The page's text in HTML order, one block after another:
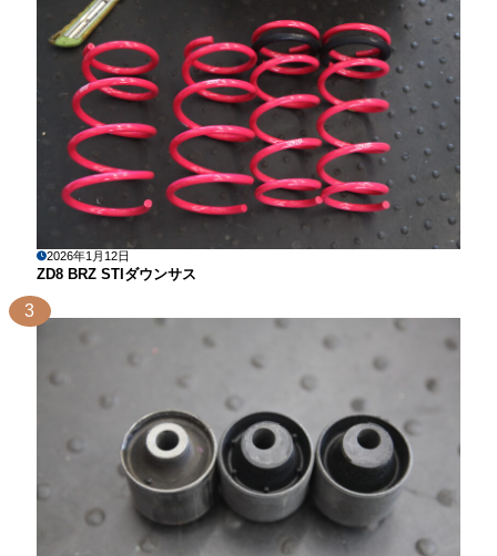
2026年1月12日
ZD8 BRZ STIダウンサス
3